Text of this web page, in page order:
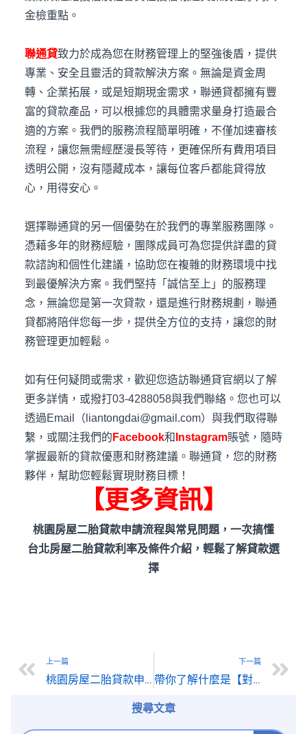
金檢重點。
聯通貸致力於成為您在財務管理上的堅強後盾，提供
專業、安全且靈活的貸款解決方案。無論是資金周
轉、企業拓展，或是短期現金需求，聯通貸都擁有豐
富的貸款產品，可以根據您的具體需求量身打造最合
適的方案。我們的服務流程簡單明確，不僅加速審核
流程，讓您無需經歷漫長等待，更確保所有費用項目
透明公開，沒有隱藏成本，讓每位客戶都能貸得放
心，用得安心。
選擇聯通貸的另一個優勢在於我們的專業服務團隊。
憑藉多年的財務經驗，團隊成員可為您提供詳盡的貸
款諮詢和個性化建議，協助您在複雜的財務環境中找
到最優解決方案。我們堅持「誠信至上」的服務理
念，無論您是第一次貸款，還是進行財務規劃，聯通
貸都將陪伴您每一步，提供全方位的支持，讓您的財
務管理更加輕鬆。
如有任何疑問或需求，歡迎您造訪聯通貸官網以了解
更多詳情，或撥打03-4288058與我們聯絡。您也可以
透過Email（liantongdai@gmail.com）與我們取得聯
繫，或關注我們的 Facebook和 Instagram賬號，隨時
掌握最新的貸款優惠和財務建議。聯通貸，您的財務
夥伴，幫助您輕鬆實現財務目標！
【更多資訊】
桃園房屋二胎貸款申請流程與常見問題，一次搞懂
台北房屋二胎貸款利率及條件介紹，輕鬆了解貸款選
擇
上一篇
桃園房屋二胎貸款申請流程與常見問題，一次搞懂
下一篇
帶你了解什麼是【對保】
搜尋文章